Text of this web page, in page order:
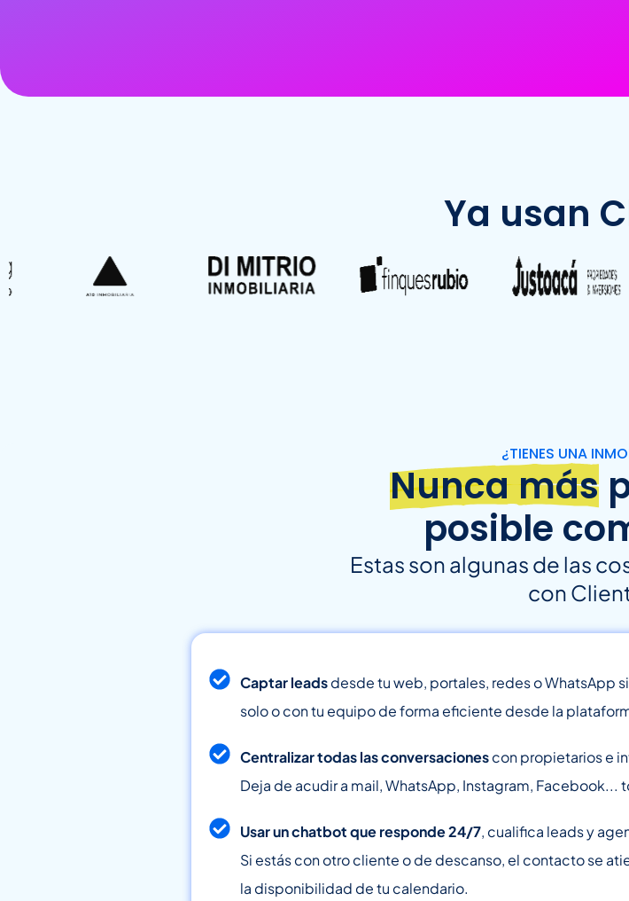
Ya usan
¿TIENES UNA
Nunca más
posible
Estas son algunas de las
con
Captar leadsdesde tu web, portales, redes o WhatsApp
solo o con tu equipo de forma eficiente desde la
Centralizar todas las conversacionescon propietarios e
Deja de acudir a mail, WhatsApp, Instagram, Facebook...
Usar un chatbot que responde 24/7, cualifica leads y
Si estás con otro cliente o de descanso, el contacto se
la disponibilidad de tu calendario.